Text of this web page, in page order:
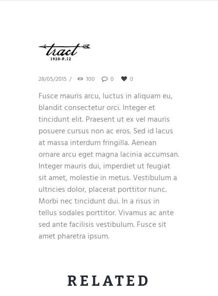
28/05/2015 100 0 0
Fusce mauris arcu, luctus in aliquam eu,
blandit consectetur orci. Integer et
tincidunt elit. Praesent ut ex vel mauris
posuere cursus non ac eros. Sed id lacus
at massa interdum fringilla. Aenean
ornare arcu eget magna lacinia accumsan.
Integer mauris dui, imperdiet ut feugiat
sit amet, molestie in metus. Vestibulum a
ultricies dolor, placerat porttitor nunc.
Morbi nec tincidunt dui. In a risus in
tellus sodales porttitor. Vivamus ac ante
sed ante facilisis vestibulum. Fusce sit
amet pharetra ipsum.
RELATED